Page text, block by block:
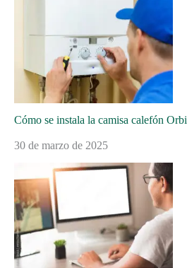
Cómo se instala la camisa calefón
30 de marzo de 2025